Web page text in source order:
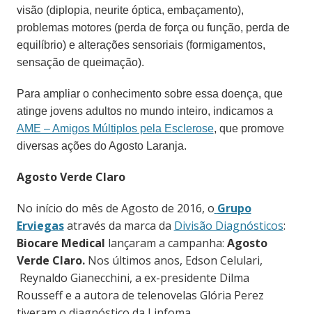
visão (diplopia, neurite óptica, embaçamento),
problemas motores (perda de força ou função, perda de
equilíbrio) e alterações sensoriais (formigamentos,
sensação de queimação).
Para ampliar o conhecimento sobre essa doença, que
atinge jovens adultos no mundo inteiro, indicamos a
AME – Amigos Múltiplos pela Esclerose, que promove
diversas ações do Agosto Laranja.
Agosto Verde Claro
No início do mês de Agosto de 2016, o Grupo
Erviegasatravés da marca da Divisão Diagnósticos:
Biocare Medical lançaram a campanha: Agosto
Verde Claro. Nos últimos anos, Edson Celulari,
Reynaldo Gianecchini, a ex-presidente Dilma
Rousseff e a autora de telenovelas Glória Perez